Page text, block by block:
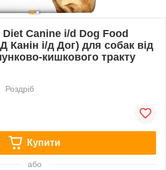
Canine i/d Dog Food
Канін і/д Дог) для собак від
кишкового тракту
Роздріб
Купити
або